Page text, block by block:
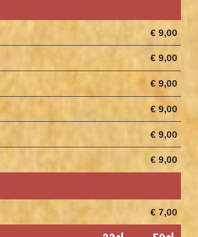
€ 9,00
€ 9,00
€ 9,00
€ 9,00
€ 9,00
€ 9,00
€ 7,00